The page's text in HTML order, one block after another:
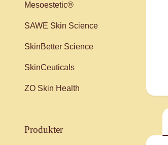
Mesoestetic®
SAWE Skin Science
SkinBetter Science
SkinCeuticals
ZO Skin Health
produkter